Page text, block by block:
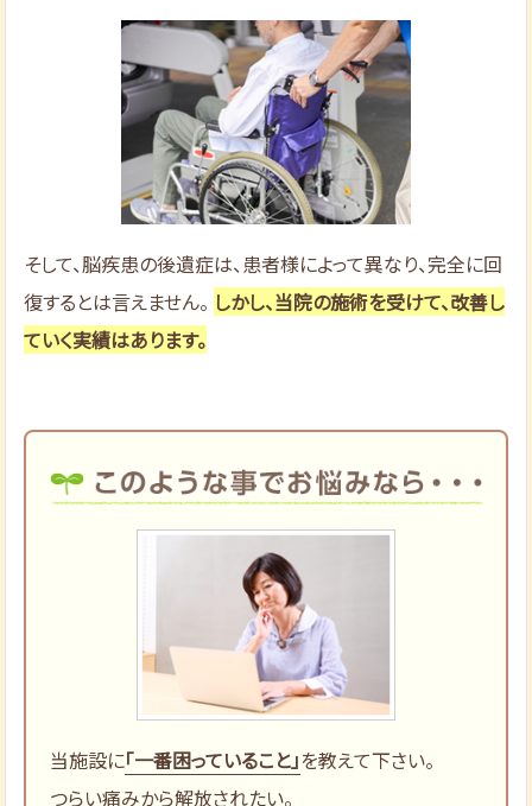
そして、脳疾患の後遺症は、患者様によって異なり、完全に回
復するとは言えません。 しかし、当院の施術を受けて、改善し
ていく実績はあります。
当施設に「一番困っていること」を教えて下さい。
つらい痛みから解放されたい。